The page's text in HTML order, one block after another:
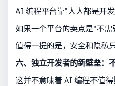
AI 编程平台靠"人人都是开
如果一个平台的卖点是"不
值得一提的是，安全和隐私
六、独立开发者的新壁垒：
这并不意味着 AI 编程不值